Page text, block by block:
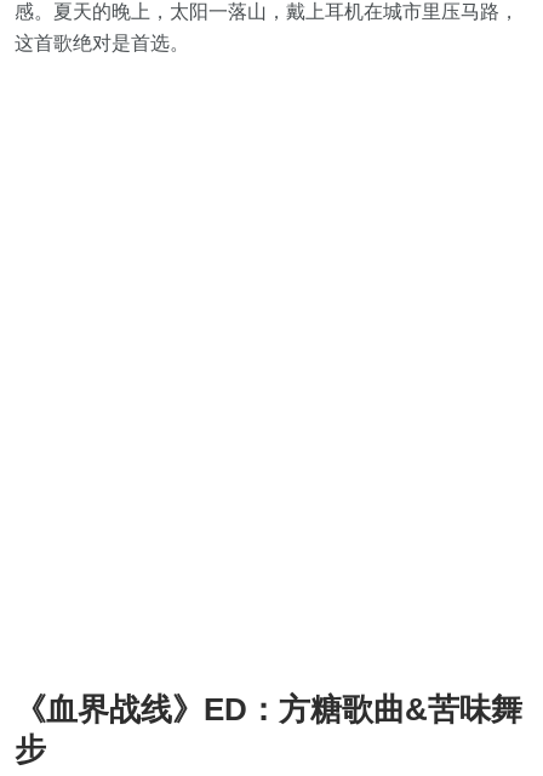
感。夏天的晚上，太阳一落山，戴上耳机在城市里压马路，
这首歌绝对是首选。
《血界战线》ED：方糖歌曲&苦味舞
步